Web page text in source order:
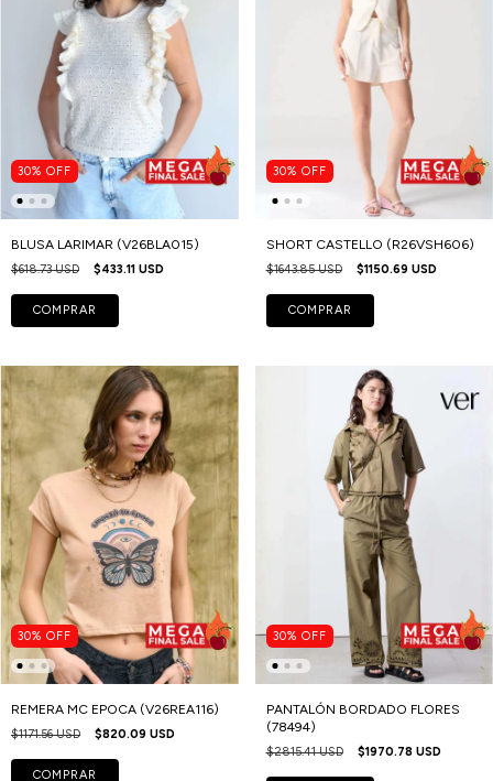
30% OFF
BLUSA LARIMAR (V26BLA015)
$618.73 USD $433.11 USD
COMPRAR
30% OFF
SHORT CASTELLO (R26VSH606)
$1643.85 USD $1150.69 USD
COMPRAR
30% OFF
REMERA MC EPOCA (V26REA116)
$1171.56 USD $820.09 USD
COMPRAR
30% OFF
PANTALÓN BORDADO FLORES
(78494)
$2815.41 USD $1970.78 USD